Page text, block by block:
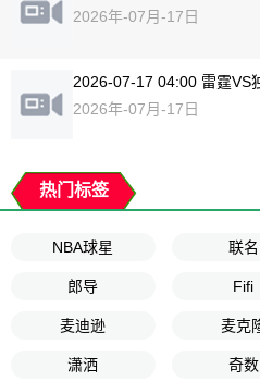
2026年-07月-17日
2026-07-17 04:00 雷霆VS
2026年-07月-17日
热门标签
NBA球星 联名
郎导 Fifi
麦迪逊 麦克
潇洒 奇数